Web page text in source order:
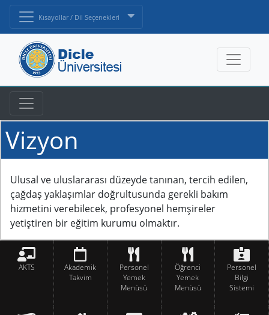
Kısayollar / Dil Seçenekleri
Vizyon
Ulusal ve uluslararası düzeyde tanınan, tercih edilen,
çağdaş yaklaşımlar doğrultusunda gerekli bakım
hizmetini verebilecek, profesyonel hemşireler
yetiştiren bir eğitim kurumu olmaktır.
AKTS
Akademik
Takvim
Personel
Yemek
Menüsü
Öğrenci
Yemek
Menüsü
Personel
Bilgi
Sistemi